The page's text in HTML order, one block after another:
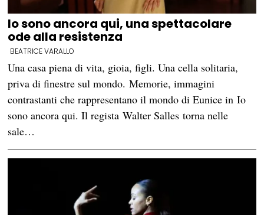
Io sono ancora qui, una spettacolare
ode alla resistenza
BEATRICE VARALLO
Una casa piena di vita, gioia, figli. Una cella solitaria,
priva di finestre sul mondo. Memorie, immagini
contrastanti che rappresentano il mondo di Eunice in Io
sono ancora qui. Il regista Walter Salles torna nelle
sale…